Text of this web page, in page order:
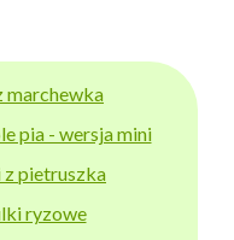
marchewka
pia - wersja mini
pietruszka
ryzowe